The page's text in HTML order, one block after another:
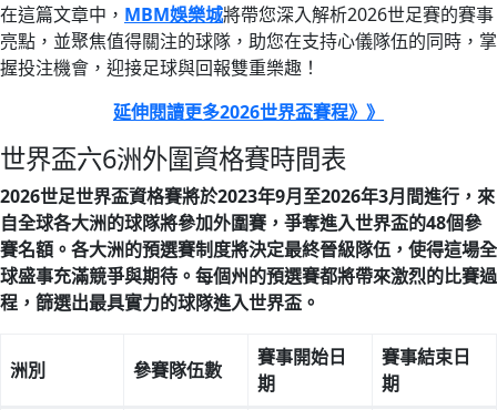
在這篇文章中， MBM娛樂城將帶您深入解析2026世足賽的賽事
亮點，並聚焦值得關注的球隊，助您在支持心儀隊伍的同時，掌
握投注機會，迎接足球與回報雙重樂趣！
延伸閱讀更多2026世界盃賽程》》
世界盃六6洲外圍資格賽時間表
2026世足世界盃資格賽將於2023年9月至2026年3月間進行，來
自全球各大洲的球隊將參加外圍賽，爭奪進入世界盃的48個參
賽名額。各大洲的預選賽制度將決定最終晉級隊伍，使得這場全
球盛事充滿競爭與期待。每個州的預選賽都將帶來激烈的比賽過
程，篩選出最具實力的球隊進入世界盃。
洲別 參賽隊伍數
賽事開始日
期
賽事結束日
期